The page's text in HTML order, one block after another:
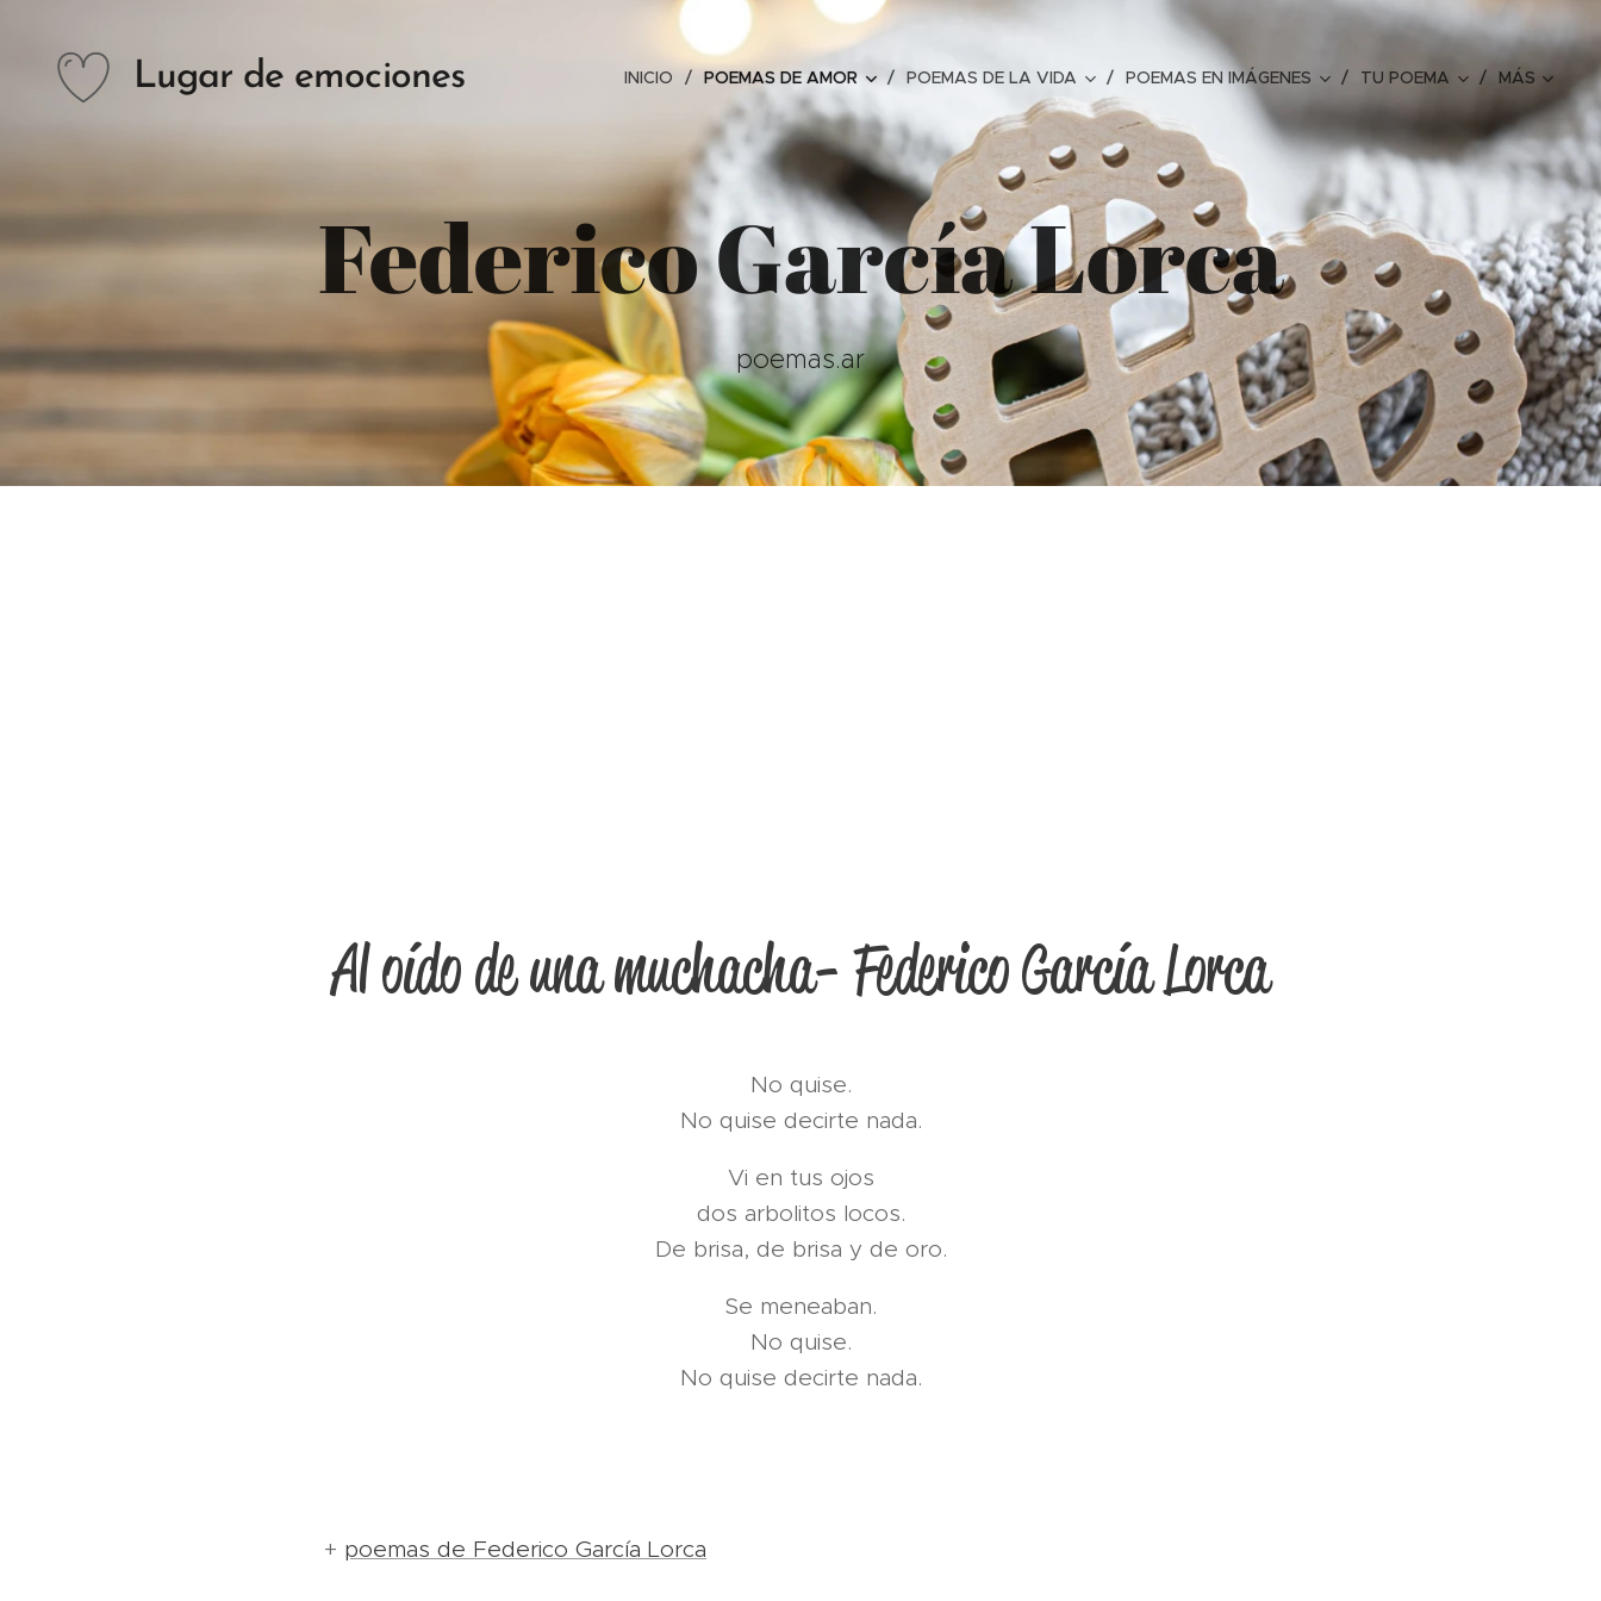
Lugar de emociones INICIO POEMAS DE AMOR POEMAS DE LA VIDA POEMAS EN IMÁGENES TU POEMA MÁS
Federico García Lorca
poemas.ar
Al oído de una muchacha- Federico García Lorca
No quise.
No quise decirte nada.
Vi en tus ojos
dos arbolitos locos.
De brisa, de brisa y de oro.
Se meneaban.
No quise.
No quise decirte nada.
+ poemas de Federico García Lorca